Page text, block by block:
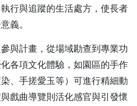
行與追蹤的生活處方，使長者
義。
與計畫，從場域勘查到專業功
各項文化體驗，如園區的手作
、手搓愛玉等）可進行精細動
戲曲導覽則活化感官與引發懷